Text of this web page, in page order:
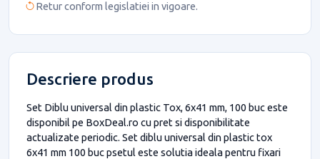
Retur conform legislatiei in vigoare.
Descriere produs
Set Diblu universal din plastic Tox, 6x41 mm, 100 buc este
disponibil pe BoxDeal.ro cu pret si disponibilitate
actualizate periodic. Set diblu universal din plastic tox
6x41 mm 100 buc psetul este solutia ideala pentru fixari